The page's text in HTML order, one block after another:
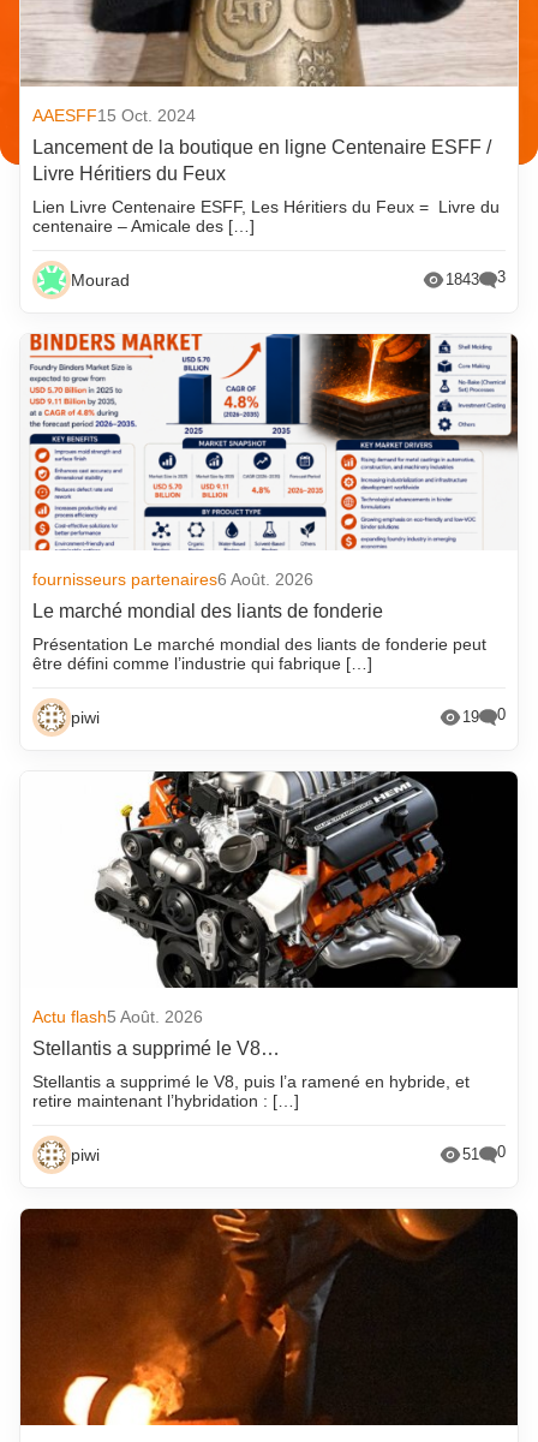
AAESFF15 Oct. 2024
Lancement de la boutique en ligne Centenaire ESFF /
Livre Héritiers du Feux
Lien Livre Centenaire ESFF, Les Héritiers du Feux = Livre du
centenaire – Amicale des […]
Mourad 1843 3
fournisseurs partenaires6 Août. 2026
Le marché mondial des liants de fonderie
Présentation Le marché mondial des liants de fonderie peut
être défini comme l’industrie qui fabrique […]
piwi 19 0
Actu flash5 Août. 2026
Stellantis a supprimé le V8…
Stellantis a supprimé le V8, puis l’a ramené en hybride, et
retire maintenant l’hybridation : […]
piwi 51 0